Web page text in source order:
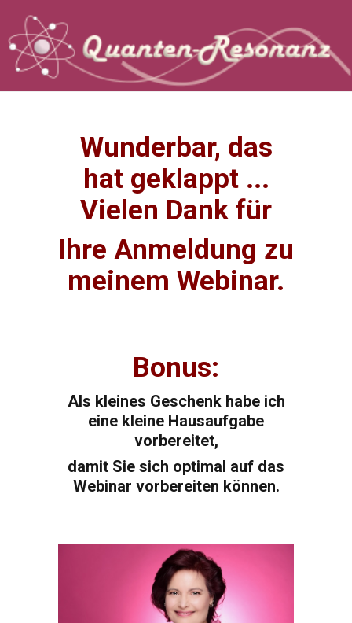
Wunderbar, das
hat geklappt ...
Vielen Dank für
Ihre Anmeldung zu
meinem Webinar.
Bonus:
Als kleines Geschenk habe ich
eine kleine Hausaufgabe
vorbereitet,
damit Sie sich optimal auf das
Webinar vorbereiten können.